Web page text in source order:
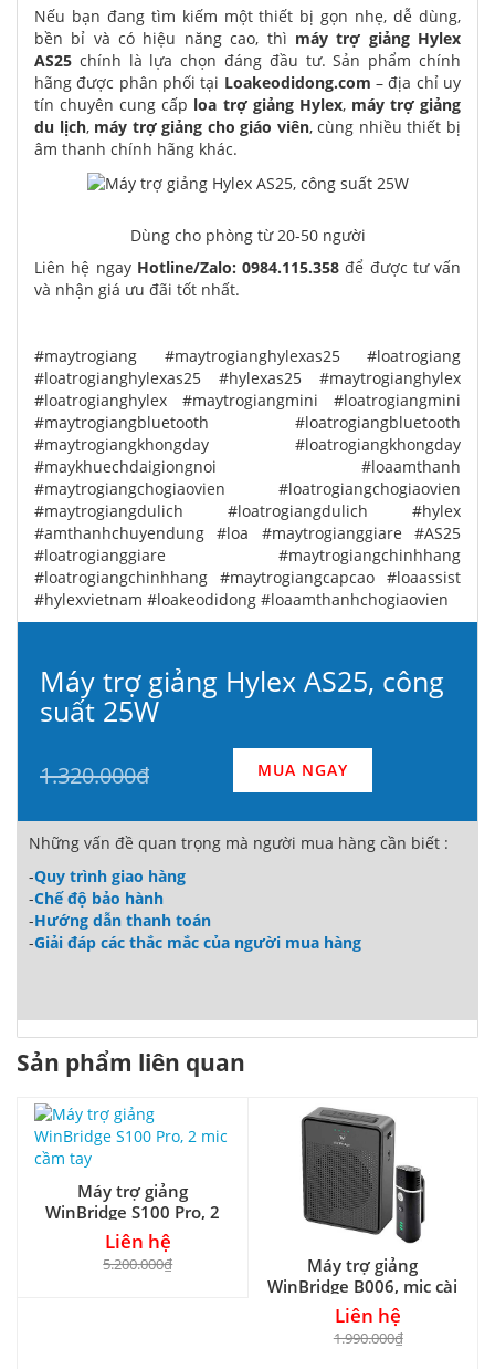
Nếu bạn đang tìm kiếm một thiết bị gọn nhẹ, dễ dùng,
bền bỉ và có hiệu năng cao, thì máy trợ giảng Hylex
AS25 chính là lựa chọn đáng đầu tư. Sản phẩm chính
hãng được phân phối tại Loakeodidong.com – địa chỉ uy
tín chuyên cung cấp loa trợ giảng Hylex, máy trợ giảng
du lịch, máy trợ giảng cho giáo viên, cùng nhiều thiết bị
âm thanh chính hãng khác.
Dùng cho phòng từ 20-50 người
Liên hệ ngay Hotline/Zalo: 0984.115.358 để được tư vấn
và nhận giá ưu đãi tốt nhất.
#maytrogiang #maytrogianghylexas25 #loatrogiang
#loatrogianghylexas25 #hylexas25 #maytrogianghylex
#loatrogianghylex #maytrogiangmini #loatrogiangmini
#maytrogiangbluetooth #loatrogiangbluetooth
#maytrogiangkhongday #loatrogiangkhongday
#maykhuechdaigiongnoi #loaamthanh
#maytrogiangchogiaovien #loatrogiangchogiaovien
#maytrogiangdulich #loatrogiangdulich #hylex
#amthanhchuyendung #loa #maytrogianggiare #AS25
#loatrogianggiare #maytrogiangchinhhang
#loatrogiangchinhhang #maytrogiangcapcao #loaassist
#hylexvietnam #loakeodidong #loaamthanhchogiaovien
Máy trợ giảng Hylex AS25, công
suất 25W
1.320.000đ MUA NGAY
Những vấn đề quan trọng mà người mua hàng cần biết :
-Quy trình giao hàng
-Chế độ bảo hành
-Hướng dẫn thanh toán
-Giải đáp các thắc mắc của người mua hàng
Sản phẩm liên quan
Máy trợ giảng
WinBridge S100 Pro, 2
mic cầm tay
Liên hệ
5.200.000₫
Máy trợ giảng
WinBridge B006, mic cài
áo
Liên hệ
1.990.000₫